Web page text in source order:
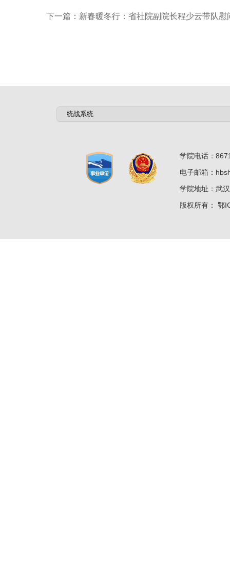
下一篇： 新春暖冬行：省社院副院长程少云带队慰
学院电话：
电子邮箱：
学院地址：武
版权所有： 鄂